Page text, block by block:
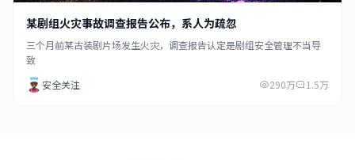
某剧组火灾事故调查报告公布，系人为疏忽
三个月前某古装剧片场发生火灾，调查报告认定是剧组安全管理不当导
致
安全关注
290万 1.5万